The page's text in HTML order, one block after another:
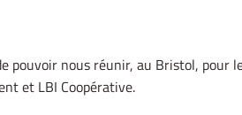
pouvoir nous réunir, au Bristol, pour
et LBI Coopérative.